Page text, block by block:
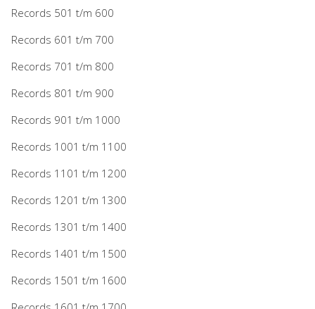
Records 501 t/m 600
Records 601 t/m 700
Records 701 t/m 800
Records 801 t/m 900
Records 901 t/m 1000
Records 1001 t/m 1100
Records 1101 t/m 1200
Records 1201 t/m 1300
Records 1301 t/m 1400
Records 1401 t/m 1500
Records 1501 t/m 1600